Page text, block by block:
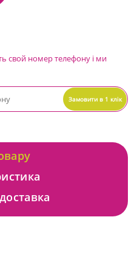
свой номер телефону і ми
Замовити в 1 клік